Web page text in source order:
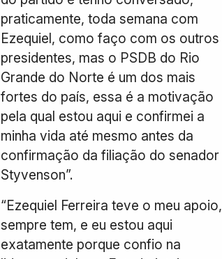
praticamente, toda semana com
Ezequiel, como faço com os outros
presidentes, mas o PSDB do Rio
Grande do Norte é um dos mais
fortes do país, essa é a motivação
pela qual estou aqui e confirmei a
minha vida até mesmo antes da
confirmação da filiação do senador
Styvenson”.
“Ezequiel Ferreira teve o meu apoio,
sempre tem, e eu estou aqui
exatamente porque confio na